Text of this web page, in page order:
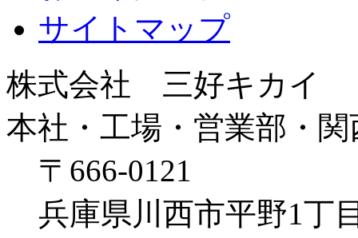
サイトマップ
株式会社 三好キカイ
本社・工場・営業部・関
〒666-0121
兵庫県川西市平野1丁